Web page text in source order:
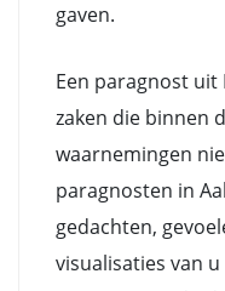
gaven.
Een paragnost
zaken die binnen
waarnemingen
paragnosten in
gedachten,
visualisaties van